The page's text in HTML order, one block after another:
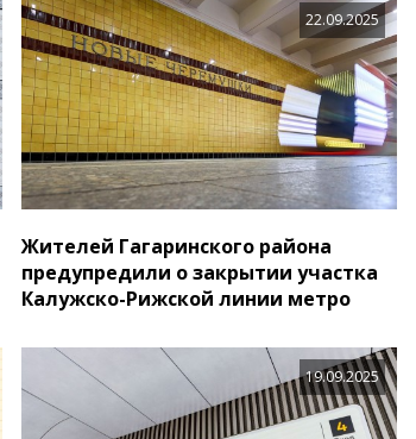
22.09.2025
Жителей Гагаринского района
предупредили о закрытии участка
Калужско-Рижской линии метро
19.09.2025